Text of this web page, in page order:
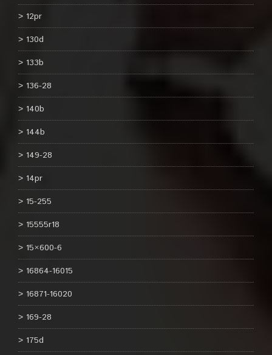
12pr
130d
133b
136-28
140b
144b
149-28
14pr
15-255
15555r18
15×600-6
16864-16015
16871-16020
169-28
175d